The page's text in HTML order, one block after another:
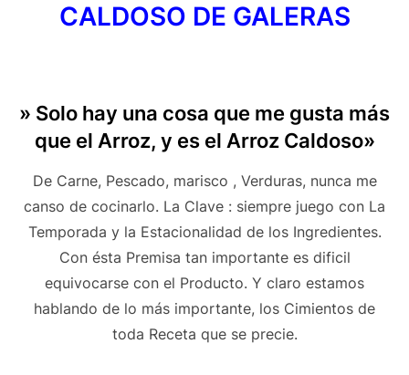
CALDOSO DE GALERAS
» Solo hay una cosa que me gusta más
que el Arroz, y es el Arroz Caldoso»
De Carne, Pescado, marisco , Verduras, nunca me
canso de cocinarlo. La Clave : siempre juego con La
Temporada y la Estacionalidad de los Ingredientes.
Con ésta Premisa tan importante es dificil
equivocarse con el Producto. Y claro estamos
hablando de lo más importante, los Cimientos de
toda Receta que se precie.